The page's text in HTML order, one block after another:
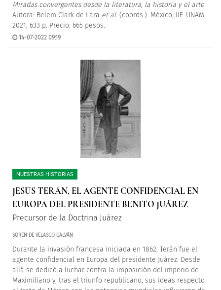
Miradas convergentes desde la literatura, la historia y el arte.
Autora: Belem Clark de Lara et al. (coords.). México, IIF-UNAM,
2021, 633 p. Precio: 665 pesos.
14-07-2022 09:19
NUESTRAS HISTORIAS
JESÚS TERÁN, EL AGENTE CONFIDENCIAL EN
EUROPA DEL PRESIDENTE BENITO JUÁREZ
Precursor de la Doctrina Juárez
SOREN DE VELASCO GALVÁN
Durante la invasión francesa iniciada en 1862, Terán fue el
agente confidencial en Europa del presidente Juárez. Desde
allá se dedicó a luchar contra la imposición del imperio de
Maximiliano y, tras el triunfo republicano, sus ideas respecto